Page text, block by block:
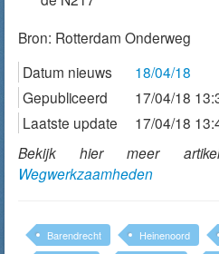
Bron: Rotterdam Onderweg
Datum nieuws
18/04/18
Gepubliceerd
17/04/18
Laatste update
17/04/18
Bekijk hier meer
Wegwerkzaamheden
Barendrecht Heinenoord